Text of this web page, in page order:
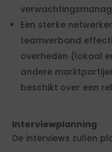
Een sterke
teamverband
overheden (lokaal
andere
beschikt over een
Interviewplanning
De interviews zullen